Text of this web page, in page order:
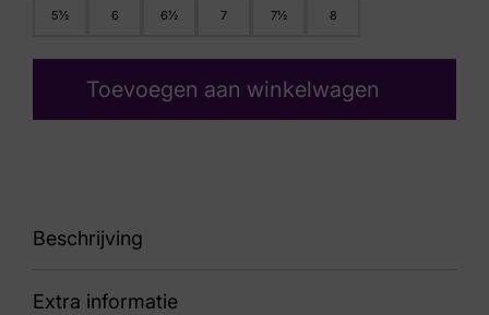
5½ 6 6½ 7 7½ 8
Toevoegen aan winkelwagen
Beschrijving
90 9769 185 1687 H
Extra informatie